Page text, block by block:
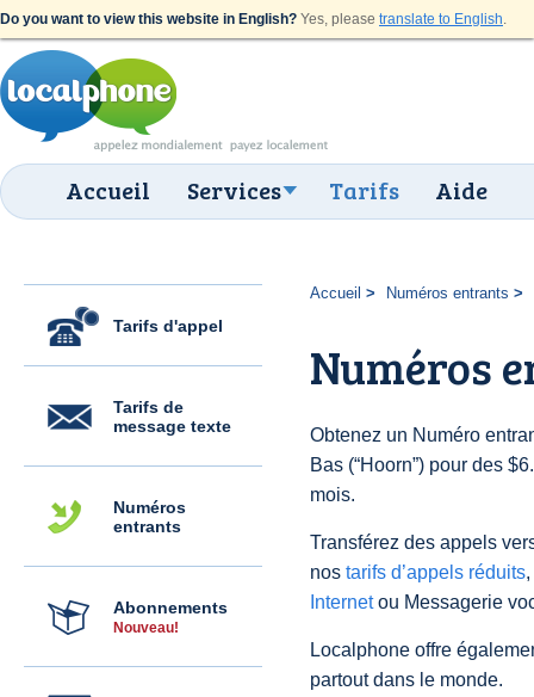
Do you want to view this website in English? Yes, please translate to English.
Accueil Services Tarifs Aide
Tarifs d'appel
Tarifs de
message texte
Numéros
entrants
Abonnements
Nouveau!
Accueil Numéros entrants
Numéros
Obtenez un Numéro
Bas (“Hoorn”) pour des
mois.
Transférez des appels
nos tarifs d’appels réduits
Internetou Messagerie
Localphone offre
partout dans le monde.